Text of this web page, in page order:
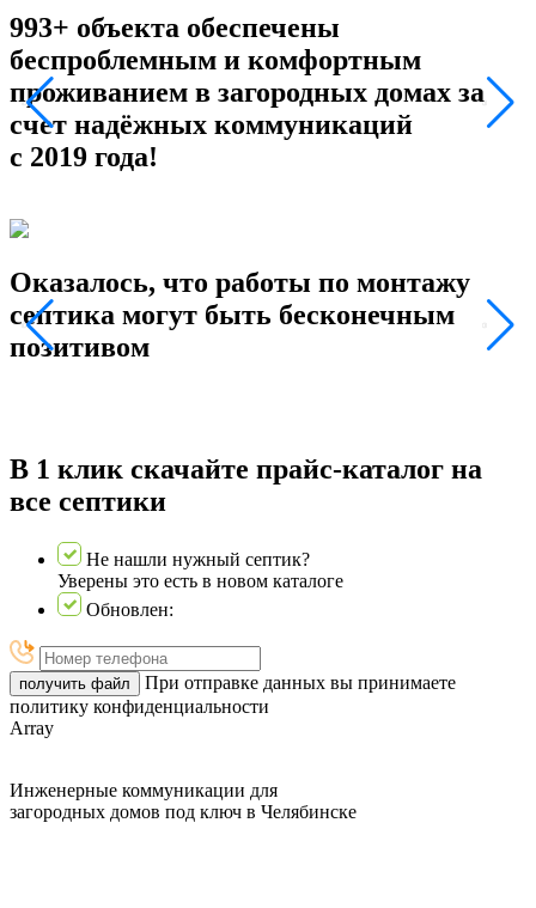
993+ объекта обеспечены
беспроблемным и комфортным
проживанием в загородных домах за
счет надёжных коммуникаций
с 2019 года!
Оказалось, что работы по монтажу
септика могут быть бесконечным
позитивом
В 1 клик скачайте прайс-каталог на
все септики
Не нашли нужный септик?
Уверены это есть в новом каталоге
Обновлен:
получить файл
При отправке данных вы принимаете
политику конфиденциальности
Array
Инженерные коммуникации для
загородных домов под ключ в Челябинске